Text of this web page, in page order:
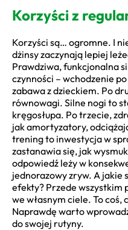
Korzyści z
Korzyści są… ogromne. I
dżinsy zaczynają lepiej
Prawdziwa, funkcjonalna
czynności – wchodzenie
zabawa z dzieckiem. Po
równowagi. Silne nogi to
kręgosłupa. Po trzecie,
jak amortyzatory,
trening to inwestycja w
zastanawia się, jak
odpowiedź leży w
jednorazowy zryw. A jakie
efekty? Przede wszystkim
we własnym ciele. To coś,
Naprawdę warto
do swojej rutyny.